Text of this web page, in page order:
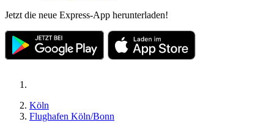
Jetzt die neue Express-App herunterladen!
Köln
Flughafen Köln/Bonn